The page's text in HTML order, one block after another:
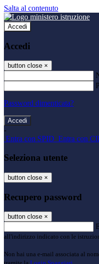
Salta al contenuto
Accedi
Accedi
button close ×
Password dimenticata?
-
Entra con SPID Entra con
Seleziona utente
button close ×
Recupero password
button close ×
all'indirizzo indicato con le
Non hai una e-mail associata al